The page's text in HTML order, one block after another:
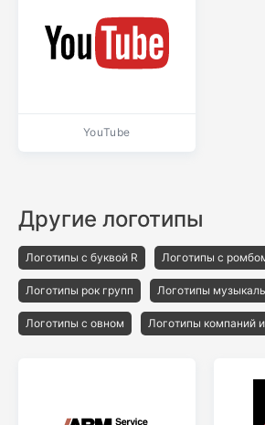
YouTube
Другие логотипы
Логотипы с буквой R Логотипы с
Логотипы рок групп Логотипы
Логотипы с овном Логотипы компаний